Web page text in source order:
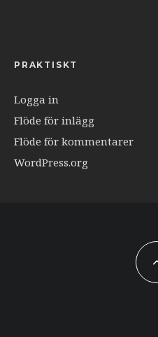
PRAKTISKT
Logga in
Flöde för inlägg
Flöde för kommentarer
WordPress.org